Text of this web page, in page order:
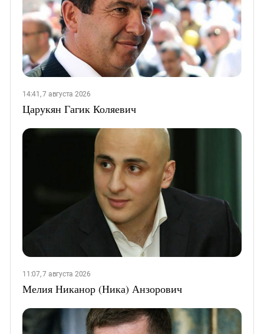
14:41, 7 августа 2026
Царукян Гагик Коляевич
11:07, 7 августа 2026
Мелия Никанор (Ника) Анзорович